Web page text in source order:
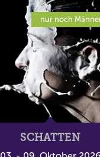
nur noch
SCHATTEN